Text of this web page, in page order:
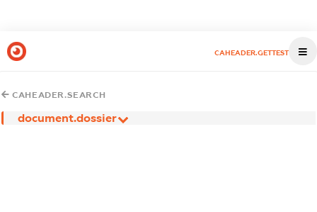
CAHEADER.GETTEST
CAHEADER.SEARCH
document.dossier